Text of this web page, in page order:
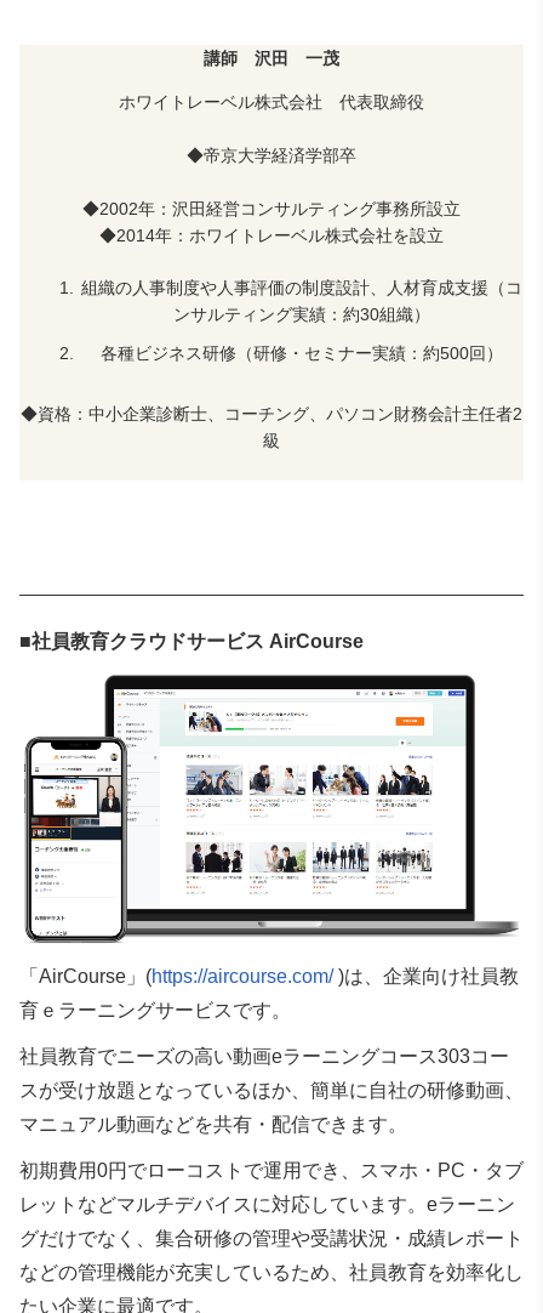
講師 沢田 一茂
ホワイトレーベル株式会社 代表取締役
◆帝京大学経済学部卒
◆2002年：沢田経営コンサルティング事務所設立
◆2014年：ホワイトレーベル株式会社を設立
組織の人事制度や人事評価の制度設計、人材育成支援（コ
ンサルティング実績：約30組織）
各種ビジネス研修（研修・セミナー実績：約500回）
◆資格：中小企業診断士、コーチング、パソコン財務会計主任者2
級
■社員教育クラウドサービス AirCourse
「AirCourse」(https://aircourse.com/)は、企業向け社員教
育ｅラーニングサービスです。
社員教育でニーズの高い動画eラーニングコース303コー
スが受け放題となっているほか、簡単に自社の研修動画、
マニュアル動画などを共有・配信できます。
初期費用0円でローコストで運用でき、スマホ・PC・タブ
レットなどマルチデバイスに対応しています。eラーニン
グだけでなく、集合研修の管理や受講状況・成績レポート
などの管理機能が充実しているため、社員教育を効率化し
たい企業に最適です。